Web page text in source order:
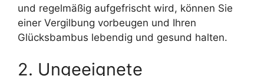
und regelmäßig aufgefrischt wird, können Sie
einer Vergilbung vorbeugen und Ihren
Glücksbambus lebendig und gesund halten.
2. Ungeeignete